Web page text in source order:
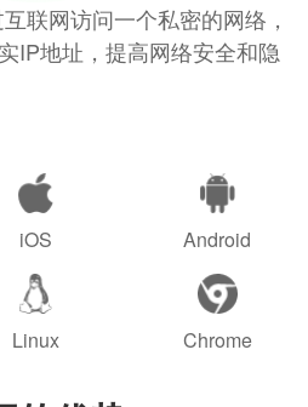
联网访问一个私密的网络，
IP地址，提高网络安全和隐
iOS Android
Linux Chrome